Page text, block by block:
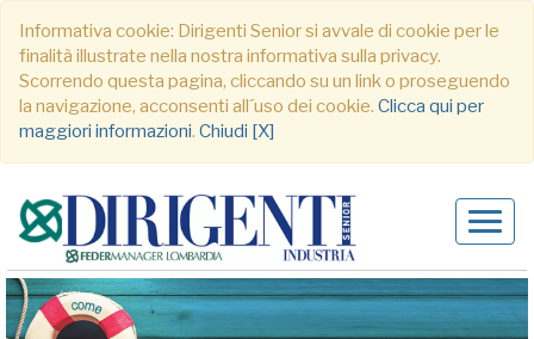
Informativa cookie: Dirigenti Senior si avvale di cookie per le
finalità illustrate nella nostra informativa sulla privacy.
Scorrendo questa pagina, cliccando su un link o proseguendo
la navigazione, acconsenti all´uso dei cookie. Clicca qui per
maggiori informazioni. Chiudi [X]